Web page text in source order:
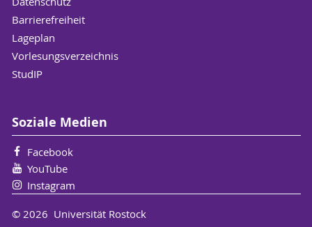
Barrierefreiheit
Lageplan
Vorlesungsverzeichnis
StudIP
Soziale Medien
Facebook
YouTube
Instagram
© 2026 Universität Rostock